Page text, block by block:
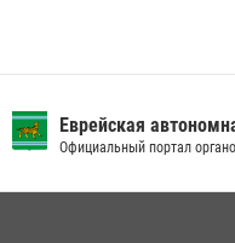
21 июля 2026, 04:18
Росгвардии по мини-футболу
Еврейская
Официальный портал